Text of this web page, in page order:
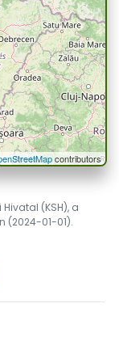
contributors
(KSH), a
(2024-01-01).